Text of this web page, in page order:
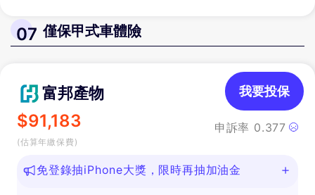
07 僅保甲式車體險
富邦產物
$91,183
(估算年繳保費)
申訴率 0.377
我要投保
免登錄抽iPhone大獎，限時再抽加油金